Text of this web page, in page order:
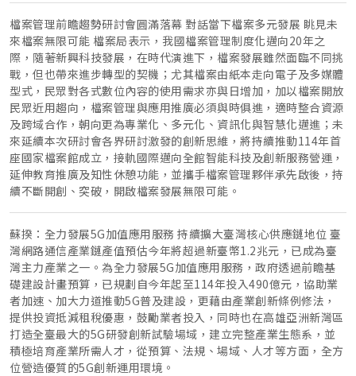
檔案管理前瞻趨勢研討會圓滿落幕 對話當下檔案多元發展 眺見未
來檔案無限可能 檔案局表示，我國檔案管理制度化邁向20年之
際，隨著新興科技發展，在時代演進下，檔案發展雖然面臨不同挑
戰，但也帶來進步轉型的契機；尤其檔案由紙本走向電子及多媒體
型式，民眾對各式數位內容的使用需求亦與日增加，加以檔案開放
民眾近用趨向，檔案管理與應用推廣必須與時俱進，適時整合資源
及跨域合作，朝向更為專業化、多元化、資訊化與智慧化邁進；未
來延續本次研討會各界研討激發的創新思維，將持續推動114年首
座國家檔案館成立，接軌國際邁向全館智能科技及創新服務營運，
延伸教育推廣及知性休憩功能，並攜手檔案管理夥伴承先啟後，持
續不斷開創、突破，開啟檔案發展無限可能。
蘇揆：全力發展5G加值應用服務 持續擴大臺灣核心供應鏈地位 臺
灣網路通信產業鏈產值預估今年將超過新臺幣1.2兆元，已成為臺
灣主力產業之一。為全力發展5G加值應用服務，政府透過前瞻基
礎建設計畫預算，已規劃自今年起至114年投入490億元，協助業
者加速、加大力道推動5G普及建設，更藉由產業創新條例修法，
提供投資抵減租稅優惠，鼓勵業者投入，同時也在高雄亞洲新灣區
打造全臺最大的5G研發創新試驗場域，建立完整產業生態系，並
積極培育產業所需人才，從預算、法規、場域、人才等方面，全方
位營造優質的5G創新運用環境。